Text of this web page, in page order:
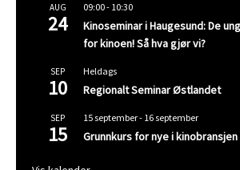
AUG
24
09:00- 10:30
Kinoseminar i Haugesund: De
for kinoen! Så hva gjør vi?
SEP
10
Heldags
Regionalt Seminar Østlandet
SEP
15
15 september- 16 september
Grunnkurs for nye i kinobransjen